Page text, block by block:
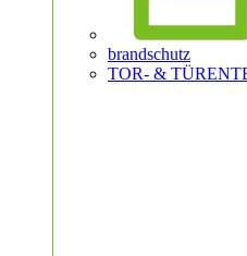
brandschutz
TOR- &